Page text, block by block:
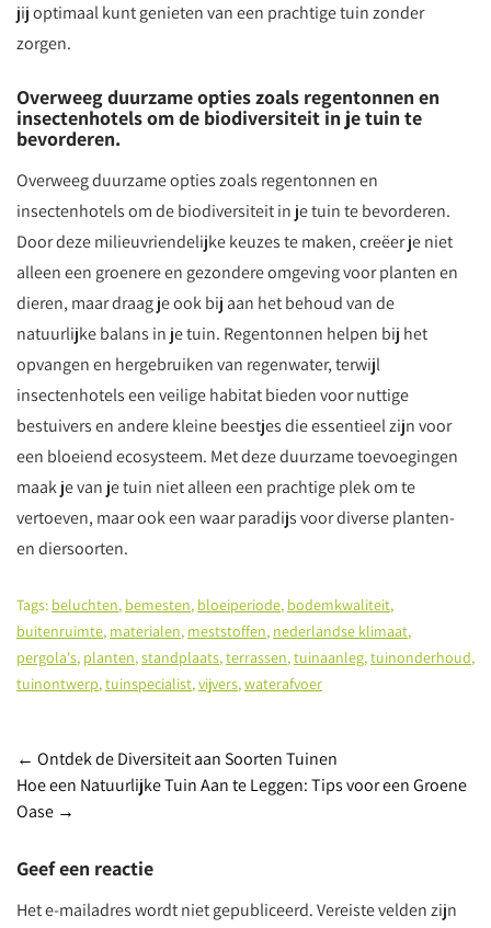
jij optimaal kunt genieten van een prachtige tuin zonder
zorgen.
Overweeg duurzame opties zoals regentonnen en
insectenhotels om de biodiversiteit in je tuin te
bevorderen.
Overweeg duurzame opties zoals regentonnen en
insectenhotels om de biodiversiteit in je tuin te bevorderen.
Door deze milieuvriendelijke keuzes te maken, creëer je niet
alleen een groenere en gezondere omgeving voor planten en
dieren, maar draag je ook bij aan het behoud van de
natuurlijke balans in je tuin. Regentonnen helpen bij het
opvangen en hergebruiken van regenwater, terwijl
insectenhotels een veilige habitat bieden voor nuttige
bestuivers en andere kleine beestjes die essentieel zijn voor
een bloeiend ecosysteem. Met deze duurzame toevoegingen
maak je van je tuin niet alleen een prachtige plek om te
vertoeven, maar ook een waar paradijs voor diverse planten-
en diersoorten.
Tags: beluchten, bemesten, bloeiperiode, bodemkwaliteit,
buitenruimte, materialen, meststoffen, nederlandse klimaat,
pergola's, planten,standplaats,terrassen,tuinaanleg,tuinonderhoud,
tuinontwerp,tuinspecialist,vijvers,waterafvoer
Berichtnavigatie
← Ontdek de Diversiteit aan Soorten Tuinen
Hoe een Natuurlijke Tuin Aan te Leggen: Tips voor een Groene
Oase →
Geef een reactie
Het e-mailadres wordt niet gepubliceerd.Vereiste velden zijn